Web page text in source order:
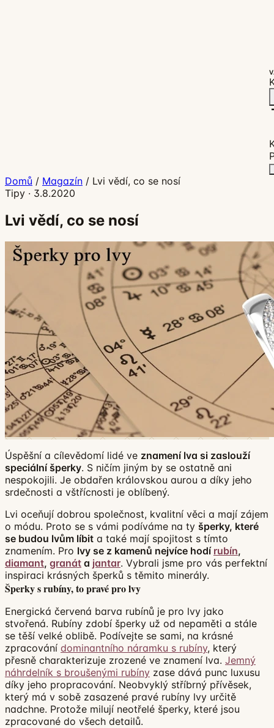
Domů / Magazín / Lvi vědí, co se nosí
Tipy · 3.8.2020
Lvi vědí, co se nosí
Úspěšní a cílevědomí lidé ve znamení lva si zaslouží
speciální šperky. S ničím jiným by se ostatně ani
nespokojili. Je obdařen královskou aurou a díky jeho
srdečnosti a vštřícnosti je oblíbený.
Lvi oceňují dobrou společnost, kvalitní věci a mají zájem
o módu. Proto se s vámi podíváme na ty šperky, které
se budou lvům líbit a také mají spojitost s tímto
znamením. Pro lvy se z kamenů nejvíce hodí rubín,
diamant, granát a jantar. Vybrali jsme pro vás perfektní
inspiraci krásných šperků s těmito minerály.
Šperky s rubíny, to pravé pro lvy
Energická červená barva rubínů je pro lvy jako
stvořená. Rubíny zdobí šperky už od nepaměti a stále
se těší velké oblibě. Podívejte se sami, na krásné
zpracování dominantního náramku s rubíny, který
přesně charakterizuje zrozené ve znamení lva. Jemný
náhrdelník s broušenými rubíny zase dává punc luxusu
díky jeho propracování. Neobvyklý stříbrný přívěsek,
který má v sobě zasazené pravé rubíny lvy určitě
nadchne. Protože milují neotřelé šperky, které jsou
zpracované do všech detailů.